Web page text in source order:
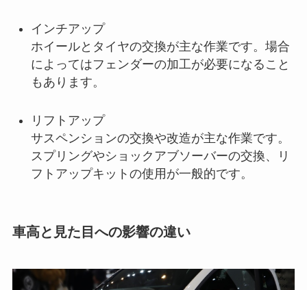
インチアップ
ホイールとタイヤの交換が主な作業です。場合
によってはフェンダーの加工が必要になること
もあります。
リフトアップ
サスペンションの交換や改造が主な作業です。
スプリングやショックアブソーバーの交換、リ
フトアップキットの使用が一般的です。
車高と見た目への影響の違い